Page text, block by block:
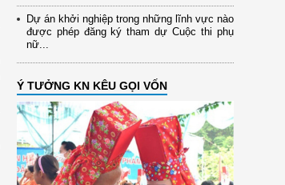
Dự án khởi nghiệp trong những lĩnh vực nào
được phép đăng ký tham dự Cuộc thi phụ
nữ...
Ý TƯỞNG KN KÊU GỌI VỐN